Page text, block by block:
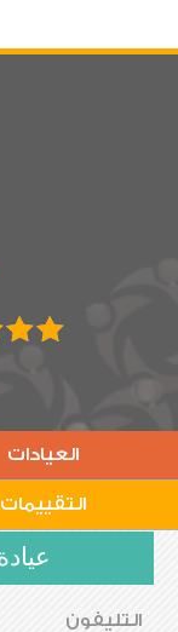
العيادات
التقييمات
عيادة 1
التليفون